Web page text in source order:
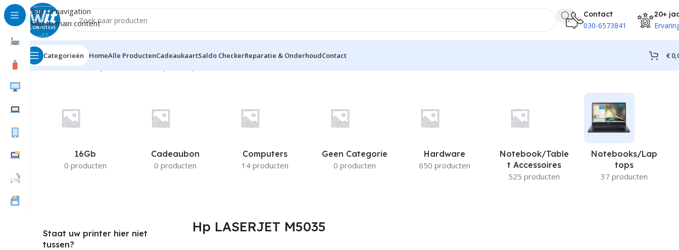
Skip to navigation
Skip to main content
Contact
030-6573841
20+
Categorieën HomeAlle ProductenCadeaukaartSaldo CheckerReparatie & OnderhoudContact €
Home Product Compatible Printers
16Gb
0 producten
Cadeaubon
0 producten
Computers
14 producten
Geen Categorie
0 producten
Hardware
650 producten
Notebook/Table
T Accessoires
525 producten
Notebooks/Lap
Tops
37 producten
Staat uw printer hier niet
tussen?
Hp LASERJET M5035